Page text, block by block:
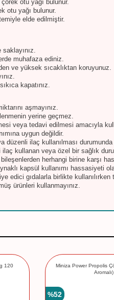
otu yağı bulunur.
otu yağı bulunur.
elde edilmiştir.
muhafaza ediniz.
ve yüksek sıcaklıktan koruyunuz.
kapatınız.
aşmayınız.
yerine geçmez.
veya tedavi edilmesi amacıyla
uygun değildir.
düzenli ilaç kullanılması durumunda
ilaç kullanan veya özel bir sağlık
herhangi birine karşı
kapsül kullanımı hassasiyeti
edici gıdalarla birlikte kullanılırken
ürünleri kullanmayınız.
120
Miniza Power Propolis
%52